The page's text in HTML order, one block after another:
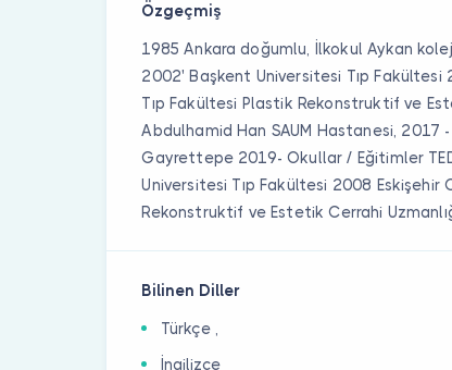
Özgeçmiş
1985 Ankara doğumlu, İlkokul Aykan
2002' Başkent Universitesi Tıp Fakültesi
Tıp Fakültesi Plastik Rekonstruktif ve
Abdulhamid Han SAUM Hastanesi,
Gayrettepe 2019- Okullar / Eğitimler
Universitesi Tıp Fakültesi 2008
Rekonstruktif ve Estetik Cerrahi
Bilinen Diller
Türkçe ,
İngilizce